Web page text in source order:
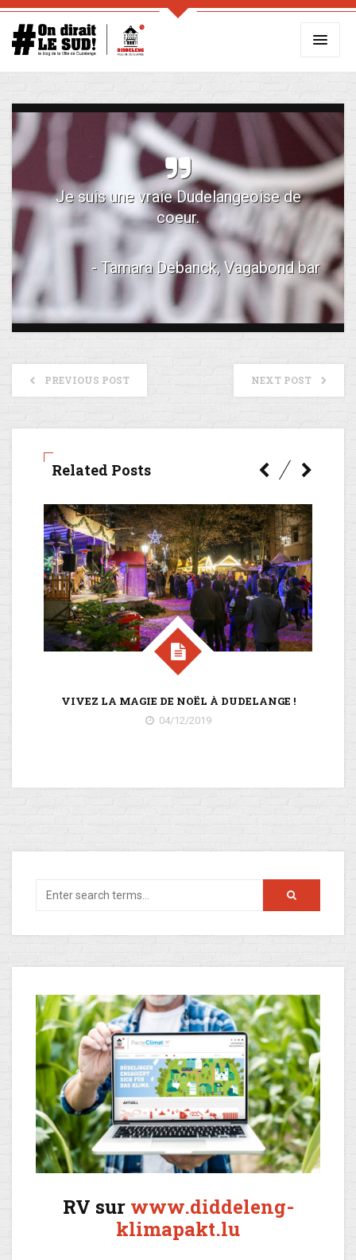
Je suis une vraie Dudelangeoise de
coeur.
- Tamara Debanck, Vagabond bar
PREVIOUS POST NEXT POST
Related Posts
VIVEZ LA MAGIE DE NOËL À DUDELANGE !
04/12/2019
RV sur www.diddeleng-
klimapakt.lu